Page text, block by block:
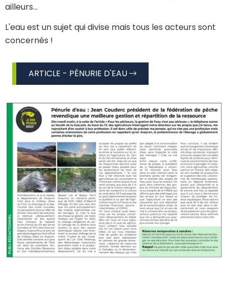
ailleurs...
L'eau est un sujet qui divise mais tous les acteurs sont
concernés !
ARTICLE - PÉNURIE D'EAU